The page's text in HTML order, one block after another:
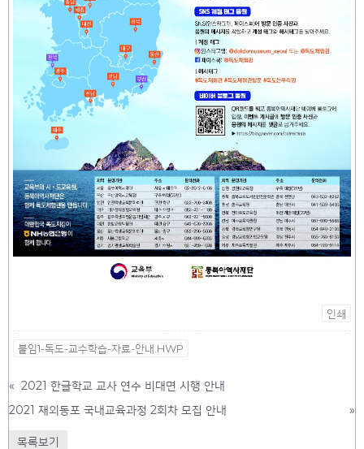
인쇄
붙임1-독도-교수학습-자료-안내.HWP
« 2021 한글학교 교사 연수 비대면 시행 안내
2021 재외동포 국내교육과정 2회차 모집 안내
»
목록보기